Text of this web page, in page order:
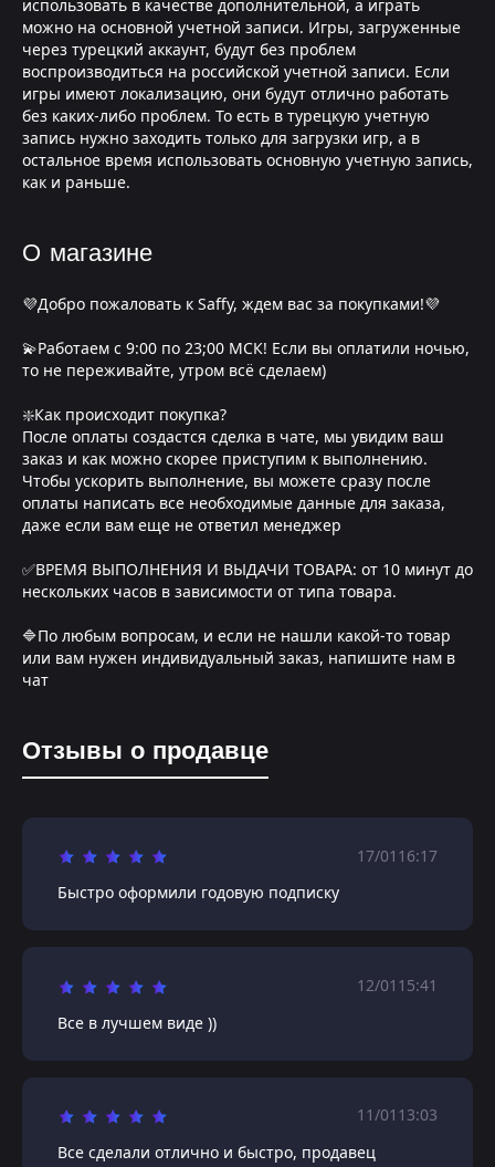
использовать в качестве дополнительной, а играть
можно на основной учетной записи. Игры, загруженные
через турецкий аккаунт, будут без проблем
воспроизводиться на российской учетной записи. Если
игры имеют локализацию, они будут отлично работать
без каких-либо проблем. То есть в турецкую учетную
запись нужно заходить только для загрузки игр, а в
остальное время использовать основную учетную запись,
как и раньше.
О магазине
💜Добро пожаловать к Saffy, ждем вас за покупками!💜
💫Работаем с 9:00 по 23;00 МСК! Если вы оплатили ночью,
то не переживайте, утром всё сделаем)
❇️Как происходит покупка?
После оплаты создастся сделка в чате, мы увидим ваш
заказ и как можно скорее приступим к выполнению.
Чтобы ускорить выполнение, вы можете сразу после
оплаты написать все необходимые данные для заказа,
даже если вам еще не ответил менеджер
✅ВРЕМЯ ВЫПОЛНЕНИЯ И ВЫДАЧИ ТОВАРА: от 10 минут до
нескольких часов в зависимости от типа товара.
🔷По любым вопросам, и если не нашли какой-то товар
или вам нужен индивидуальный заказ, напишите нам в
чат
Отзывы о продавце
17/01 16:17
Быстро оформили годовую подписку
12/01 15:41
Все в лучшем виде ))
11/01 13:03
Все сделали отлично и быстро, продавец